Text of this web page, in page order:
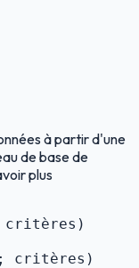
à partir d'une
de base de
plus
critères)
critères)